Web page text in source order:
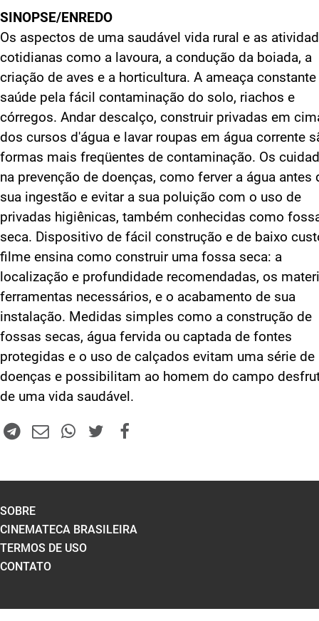
SINOPSE/ENREDO
Os aspectos de uma saudável vida rural e as
cotidianas como a lavoura, a condução da boiada, a
criação de aves e a horticultura. A ameaça constante
saúde pela fácil contaminação do solo, riachos e
córregos. Andar descalço, construir privadas em
dos cursos d'água e lavar roupas em água corrente
formas mais freqüentes de contaminação. Os
na prevenção de doenças, como ferver a água antes
sua ingestão e evitar a sua poluição com o uso de
privadas higiênicas, também conhecidas como
seca. Dispositivo de fácil construção e de baixo
filme ensina como construir uma fossa seca: a
localização e profundidade recomendadas, os
ferramentas necessários, e o acabamento de sua
instalação. Medidas simples como a construção de
fossas secas, água fervida ou captada de fontes
protegidas e o uso de calçados evitam uma série de
doenças e possibilitam ao homem do campo
de uma vida saudável.
SOBRE
CINEMATECA BRASILEIRA
TERMOS DE USO
CONTATO